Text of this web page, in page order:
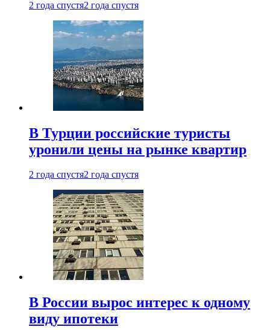
2 года спустя2 года спустя
В Турции российские туристы
уронили цены на рынке квартир
2 года спустя2 года спустя
В России вырос интерес к одному
виду ипотеки